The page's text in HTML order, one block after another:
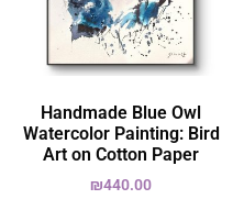
Handmade Blue Owl
Watercolor Painting: Bird
Art on Cotton Paper
₪440.00